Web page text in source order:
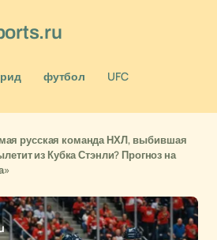
футбол
UFC
русская команда НХЛ, выбившая
из Кубка Стэнли? Прогноз на